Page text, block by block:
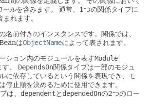
ールを含みます。
通常、1つの関係タイプに
れます。
名前付きのインスタンスです。関係では、
はObjectNameによって表されます。
ション内のモジュールを表すModule
。
DependsOn関係タイプは一部のモジュ
に依存しているという関係を表現でき、モ
停止順を決めるために使用できます。
は、 dependentと dependedOnの2つのロー